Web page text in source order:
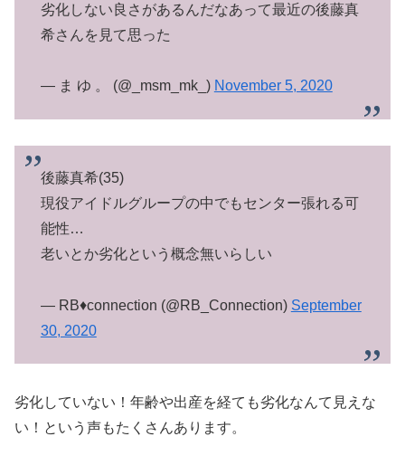
劣化しない良さがあるんだなあって最近の後藤真
希さんを見て思った
— ま ゆ 。 (@_msm_mk_) November 5, 2020
後藤真希(35)
現役アイドルグループの中でもセンター張れる可
能性…
老いとか劣化という概念無いらしい
— RB♦️connection (@RB_Connection) September
30, 2020
劣化していない！年齢や出産を経ても劣化なんて見えな
い！という声もたくさんあります。